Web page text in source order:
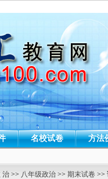
名校试卷 方法
治 >> 八年级政治 >> 期末试卷 >>